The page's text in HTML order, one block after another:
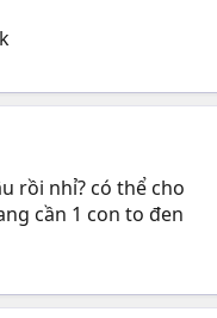
rồi nhỉ? có thể cho
cần 1 con to đen